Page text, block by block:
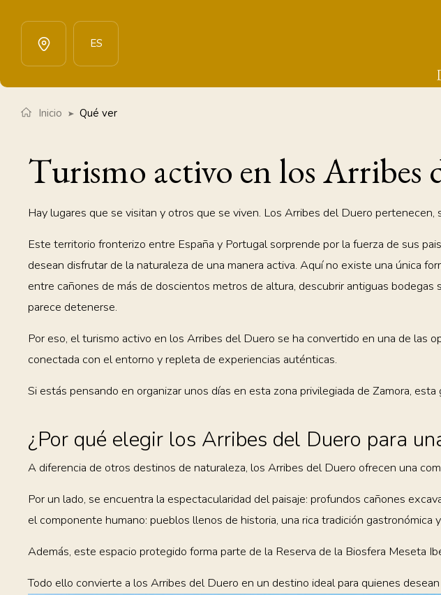
ES
Inicio Qué ver
Turismo activo en los Arribes
Hay lugares que se visitan y otros que se viven. Los Arribes del Duero pertenecen,
Este territorio fronterizo entre España y Portugal sorprende por la fuerza de sus
desean disfrutar de la naturaleza de una manera activa. Aquí no existe una única
entre cañones de más de doscientos metros de altura, descubrir antiguas
parece detenerse.
Por eso, el turismo activo en los Arribes del Duero se ha convertido en una de las
conectada con el entorno y repleta de experiencias auténticas.
Si estás pensando en organizar unos días en esta zona privilegiada de Zamora,
¿Por qué elegir los Arribes del Duero para
A diferencia de otros destinos de naturaleza, los Arribes del Duero ofrecen una
Por un lado, se encuentra la espectacularidad del paisaje: profundos cañones
el componente humano: pueblos llenos de historia, una rica tradición gastronómica
Además, este espacio protegido forma parte de la Reserva de la Biosfera Meseta
Todo ello convierte a los Arribes del Duero en un destino ideal para quienes